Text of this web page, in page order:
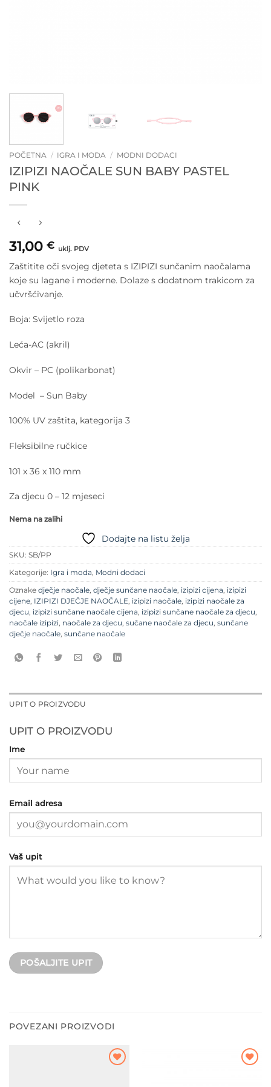
POČETNA / IGRA I MODA / MODNI DODACI
IZIPIZI NAOČALE SUN BABY PASTEL
PINK
31,00 € uklj. PDV
Zaštitite oči svojeg djeteta s IZIPIZI sunčanim naočalama
koje su lagane i moderne. Dolaze s dodatnom trakicom za
učvršćivanje.
Boja: Svijetlo roza
Leća-AC (akril)
Okvir – PC (polikarbonat)
Model – Sun Baby
100% UV zaštita, kategorija 3
Fleksibilne ručkice
101 x 36 x 110 mm
Za djecu 0 – 12 mjeseci
Nema na zalihi
Dodajte na listu želja
SKU: SB/PP
Kategorije: Igra i moda Modni dodaci
Oznake dječje naočale dječje sunčane naočale izipizi cijena izipizi
cijene IZIPIZI DJEČJE NAOČALE izipizi naočale izipizi naočale za
djecu izipizi sunčane naočale cijena izipizi sunčane naočale za djecu
naočale izipizi naočale za djecu sučane naočale za djecu sunčane
dječje naočale sunčane naočale
UPIT O PROIZVODU
UPIT O PROIZVODU
Ime
Email adresa
Vaš upit
POVEZANI PROIZVODI